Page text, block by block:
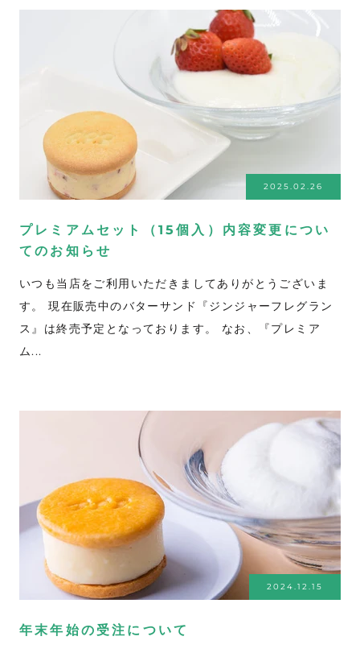
2025.02.26
プレミアムセット（15個入）内容変更につい
てのお知らせ
いつも当店をご利用いただきましてありがとうございま
す。 現在販売中のバターサンド『ジンジャーフレグラン
ス』は終売予定となっております。 なお、『プレミア
ム...
2024.12.15
年末年始の受注について